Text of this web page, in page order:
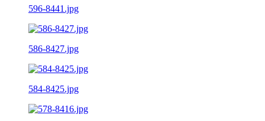
596-8441.jpg
586-8427.jpg
584-8425.jpg